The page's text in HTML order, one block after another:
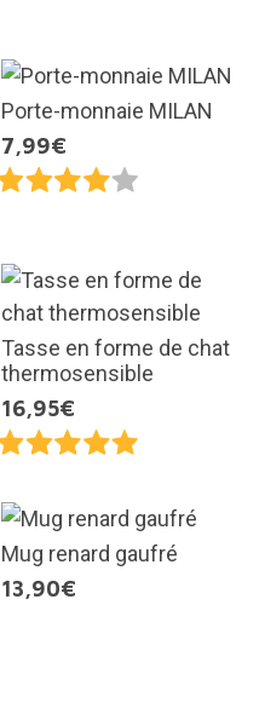
Porte-monnaie MILAN
7,99€
Tasse en forme de chat
thermosensible
16,95€
Mug renard gaufré
13,90€